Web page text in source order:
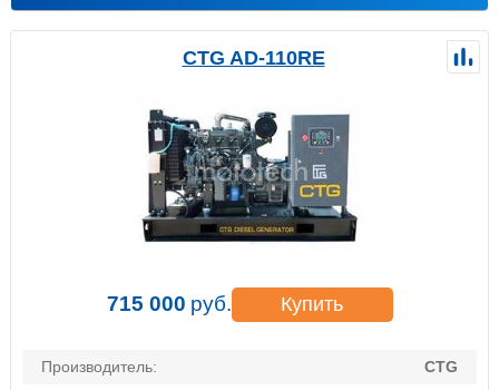
CTG AD-110RE
715 000 руб. Купить
Производитель:
CTG